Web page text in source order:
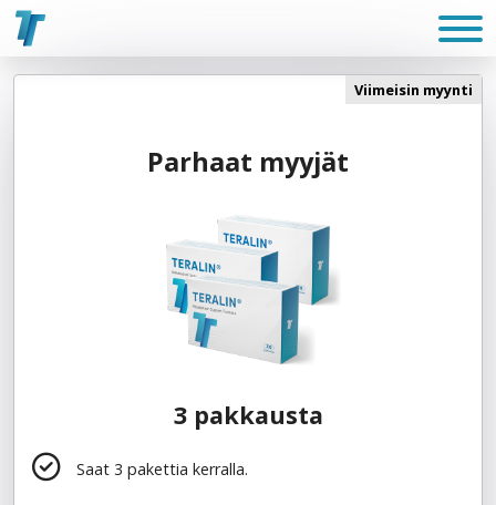
Viimeisin myynti
Parhaat myyjät
3 pakkausta
Saat 3 pakettia kerralla.